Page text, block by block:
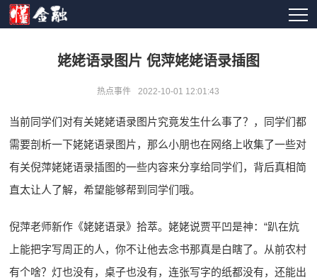
姥姥语录图片 倪萍姥姥语录插图
热点事件 2022-10-01 12:01:43
当前同学们对有关姥姥语录图片究竟发生什么事了？，同学们都
需要剖析一下姥姥语录图片，那么小朋也在网络上收集了一些对
有关倪萍姥姥语录插图的一些内容来分享给同学们，背后真相简
直太让人了解，希望能够帮到同学们哦。
倪萍老师新作《姥姥语录》拾萃。姥姥说贾平凹是神：“趴在炕
上能把字写周正的人，你不让他去念书那真是白瞎了。从前农村
有个啥？灯也没有，桌子也没有，连张写字的纸都没有，还能出